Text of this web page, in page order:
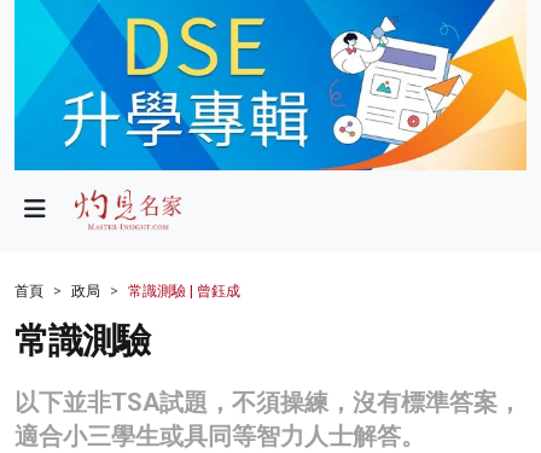
政局
財經
生活
商業
首頁 政局 常識測驗 | 曾鈺成
常識測驗
以下並非TSA試題，不須操練，沒有標準答案，
適合小三學生或具同等智力人士解答。